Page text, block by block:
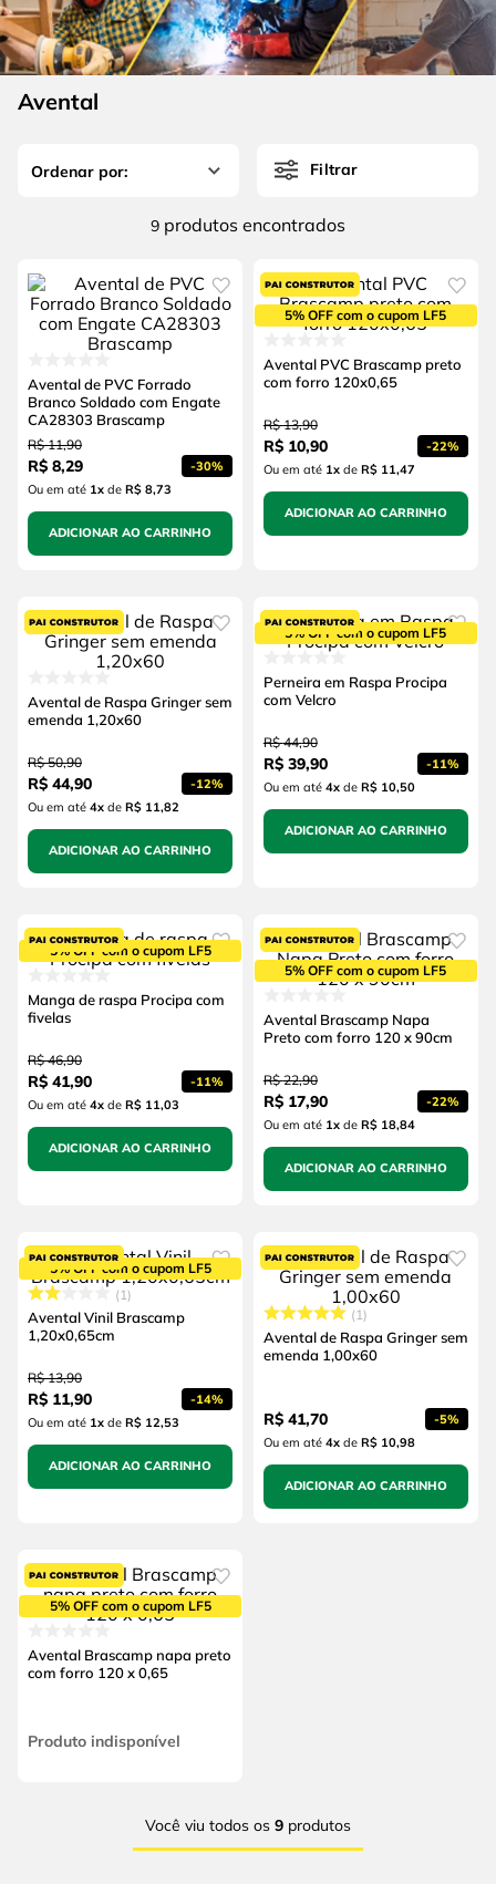
Avental
Filtrar
9 produtos
Avental de PVC Forrado
Branco Soldado com Engate
CA28303 Brascamp
R$ 11,90
R$ 8,29 -30%
Ou em até 1xde R$ 8,73
ADICIONAR AO CARRINHO
5% OFF com o cupom LF5
Avental PVC Brascamp preto
com forro 120x0,65
R$ 13,90
R$ 10,90 -22%
Ou em até 1xde R$ 11,47
ADICIONAR AO CARRINHO
Avental de Raspa Gringer sem
emenda 1,20x60
R$ 50,90
R$ 44,90 -12%
Ou em até 4xde R$ 11,82
ADICIONAR AO CARRINHO
5% OFF com o cupom LF5
Perneira em Raspa Procipa
com Velcro
R$ 44,90
R$ 39,90 -11%
Ou em até 4xde R$ 10,50
ADICIONAR AO CARRINHO
5% OFF com o cupom LF5
Manga de raspa Procipa com
fivelas
R$ 46,90
R$ 41,90 -11%
Ou em até 4xde R$ 11,03
ADICIONAR AO CARRINHO
5% OFF com o cupom LF5
Avental Brascamp Napa
Preto com forro 120 x 90cm
R$ 22,90
R$ 17,90 -22%
Ou em até 1xde R$ 18,84
ADICIONAR AO CARRINHO
5% OFF com o cupom LF5
1
Avental Vinil Brascamp
1,20x0,65cm
R$ 13,90
R$ 11,90 -14%
Ou em até 1xde R$ 12,53
ADICIONAR AO CARRINHO
1
Avental de Raspa Gringer sem
emenda 1,00x60
R$ 41,70 -5%
Ou em até 4xde R$ 10,98
ADICIONAR AO CARRINHO
5% OFF com o cupom LF5
Avental Brascamp napa preto
com forro 120 x 0,65
Produto indisponível
Você viu todos os 9 produtos
6º fio
7º serra copo
8º chave impacto
disco corte
4 º escada
5º serra circular
chave impacto